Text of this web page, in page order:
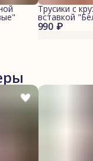
990 ₽
Трусики с
вставкой